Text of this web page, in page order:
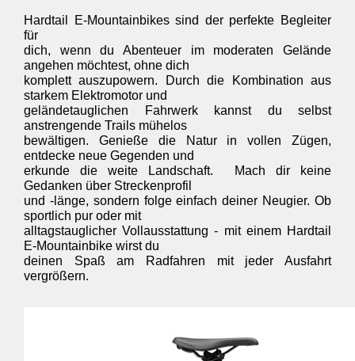
Hardtail E-Mountainbikes sind der perfekte Begleiter
für
dich, wenn du Abenteuer im moderaten Gelände
angehen möchtest, ohne dich
komplett auszupowern. Durch die Kombination aus
starkem Elektromotor und
geländetauglichen Fahrwerk kannst du selbst
anstrengende Trails mühelos
bewältigen. Genieße die Natur in vollen Zügen,
entdecke neue Gegenden und
erkunde die weite Landschaft.  Mach dir keine
Gedanken über Streckenprofil
und -länge, sondern folge einfach deiner Neugier. Ob
sportlich pur oder mit
alltagstauglicher Vollausstattung - mit einem Hardtail
E-Mountainbike wirst du
deinen Spaß am Radfahren mit jeder Ausfahrt
vergrößern.